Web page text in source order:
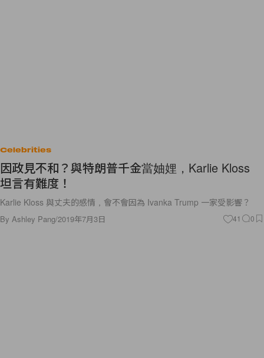
Celebrities
因政見不和？與特朗普千金當妯娌，Karlie Kloss
坦言有難度！
Karlie Kloss 與丈夫的感情，會不會因為 Ivanka Trump 一家受影響？
By Ashley Pang/2019年7月3日 41 0